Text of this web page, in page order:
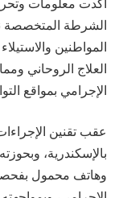
الشرطة المتخصصة
المواطنين
العلاج الروحاني
الإجرامي بمواقع
عقب تقنين
بالإسكندرية،
وهاتف محمول